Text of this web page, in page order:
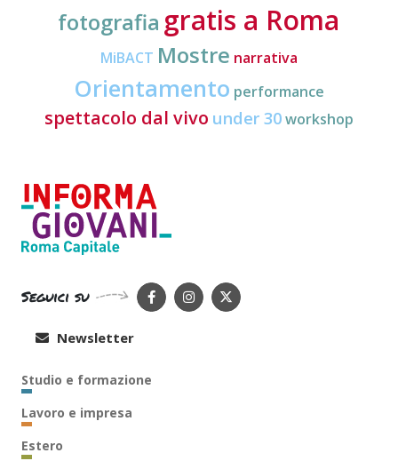
fotografia gratis a Roma
MiBACT Mostre narrativa
Orientamento performance
spettacolo dal vivo under 30workshop
Seguici su
Newsletter
Studio e formazione
Lavoro e impresa
Estero